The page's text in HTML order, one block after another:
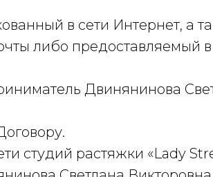
в сети Интернет, а
либо
Двинянинова
студий растяжки «Lady